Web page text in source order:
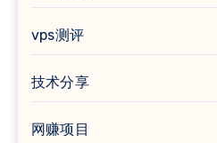
vps测评
技术分享
网赚项目